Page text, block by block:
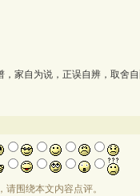
，家自为说，正误自辨，取舍
围绕本文内容点评。